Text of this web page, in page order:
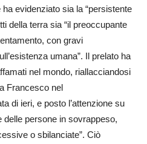
evidenziato sia la “persistente
della terra sia “il preoccupante
con gravi
umana”. Il prelato ha
nel mondo, riallacciandosi
Francesco nel
di ieri, e posto l’attenzione su
delle persone in sovrappeso,
o sbilanciate”. Ciò